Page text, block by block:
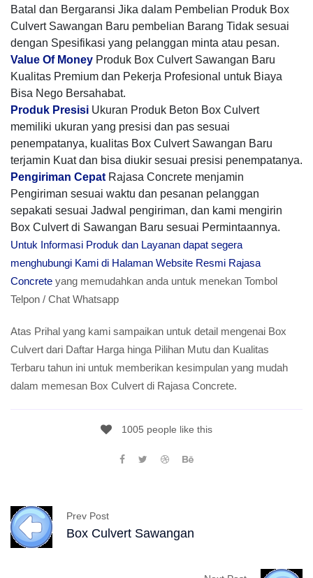
Batal dan Bergaransi Jika dalam Pembelian Produk Box
Culvert Sawangan Baru pembelian Barang Tidak sesuai
dengan Spesifikasi yang pelanggan minta atau pesan.
Value Of Money Produk Box Culvert Sawangan Baru
Kualitas Premium dan Pekerja Profesional untuk Biaya
Bisa Nego Bersahabat.
Produk Presisi Ukuran Produk Beton Box Culvert
memiliki ukuran yang presisi dan pas sesuai
penempatanya, kualitas Box Culvert Sawangan Baru
terjamin Kuat dan bisa diukir sesuai presisi penempatanya.
Pengiriman Cepat Rajasa Concrete menjamin
Pengiriman sesuai waktu dan pesanan pelanggan
sepakati sesuai Jadwal pengiriman, dan kami mengirin
Box Culvert di Sawangan Baru sesuai Permintaannya.
Untuk Informasi Produk dan Layanan dapat segera
menghubungi Kami di Halaman Website Resmi Rajasa
Concrete yang memudahkan anda untuk menekan Tombol
Telpon / Chat Whatsapp
Atas Prihal yang kami sampaikan untuk detail mengenai Box
Culvert dari Daftar Harga hinga Pilihan Mutu dan Kualitas
Terbaru tahun ini untuk memberikan kesimpulan yang mudah
dalam memesan Box Culvert di Rajasa Concrete.
1005 people like this
Prev Post
Box Culvert Sawangan